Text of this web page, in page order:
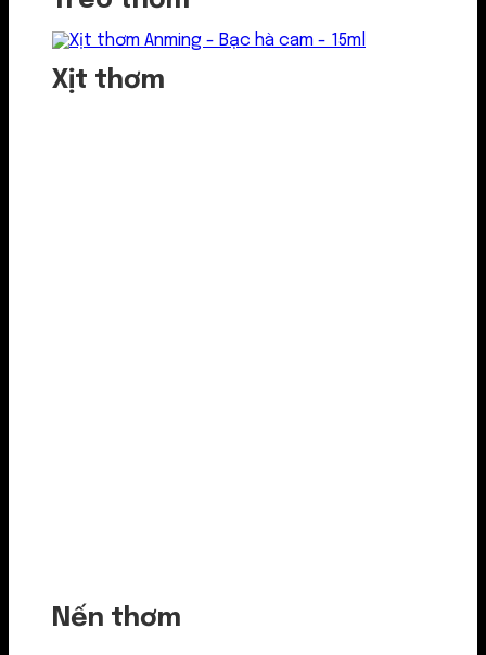
Xịt thơm
Nến thơm